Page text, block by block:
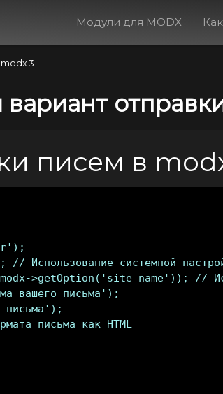
Модули для MODX
3
вариант
писем в
// Использование системной
>getOption('site_name')); //
вашего письма');
письма');
письма как HTML